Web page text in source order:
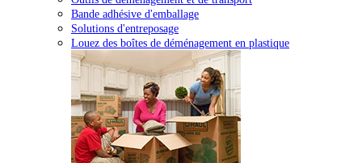
Bande adhésive d'emballage
Solutions d'entreposage
Louez des boîtes de déménagement en plastique